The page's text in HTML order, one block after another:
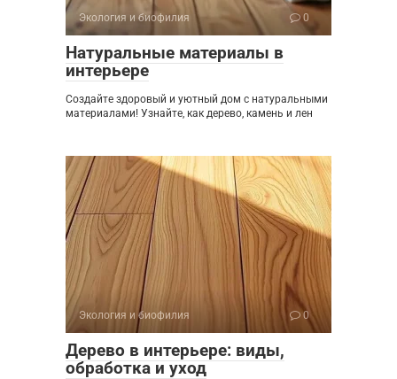
Экология и биофилия 0
Натуральные материалы в
интерьере
Создайте здоровый и уютный дом с натуральными
материалами! Узнайте, как дерево, камень и лен
Экология и биофилия 0
Дерево в интерьере: виды,
обработка и уход